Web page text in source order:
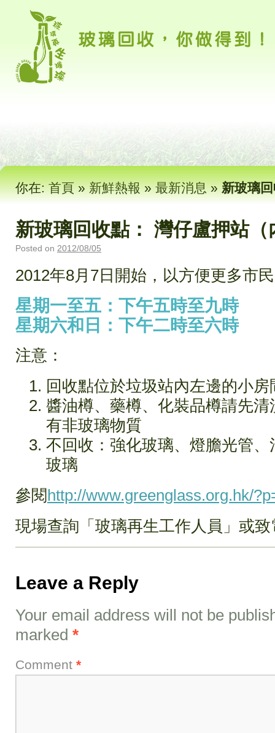
你在:首頁»新鮮熱報»最新消息»新玻璃
新玻璃回收點： 灣仔盧押站（
Posted on 2012/08/05
2012年8月7日開始，以方便更多市
星期一至五：下午五時至九時
星期六和日：下午二時至六時
注意：
回收點位於垃圾站內左邊的小房
醬油樽、藥樽、化裝品樽請先
有非玻璃物質
不回收：強化玻璃、燈膽光管
玻璃
參閱http://www.greenglass.org.hk/
現場查詢「玻璃再生工作人員」或致
Leave a Reply
Your email address will not be
marked *
Comment *